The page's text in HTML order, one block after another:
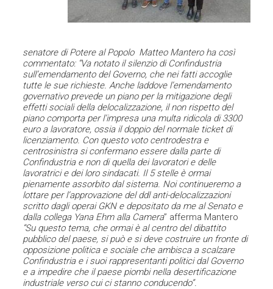
senatore di Potere al Popolo Matteo Mantero ha così
commentato: “Va notato il silenzio di Confindustria
sull’emendamento del Governo, che nei fatti accoglie
tutte le sue richieste. Anche laddove l’emendamento
governativo prevede un piano per la mitigazione degli
effetti sociali della delocalizzazione, il non rispetto del
piano comporta per l’impresa una multa ridicola di 3300
euro a lavoratore, ossia il doppio del normale ticket di
licenziamento. Con questo voto centrodestra e
centrosinistra si confermano essere dalla parte di
Confindustria e non di quella dei lavoratori e delle
lavoratrici e dei loro sindacati. Il 5 stelle è ormai
pienamente assorbito dal sistema. Noi continueremo a
lottare per l’approvazione del ddl anti-delocalizzazioni
scritto dagli operai GKN e depositato da me al Senato e
dalla collega Yana Ehm alla Camera” afferma Mantero
“Su questo tema, che ormai è al centro del dibattito
pubblico del paese, si può e si deve costruire un fronte di
opposizione politica e sociale che ambisca a scalzare
Confindustria e i suoi rappresentanti politici dal Governo
e a impedire che il paese piombi nella desertificazione
industriale verso cui ci stanno conducendo”.